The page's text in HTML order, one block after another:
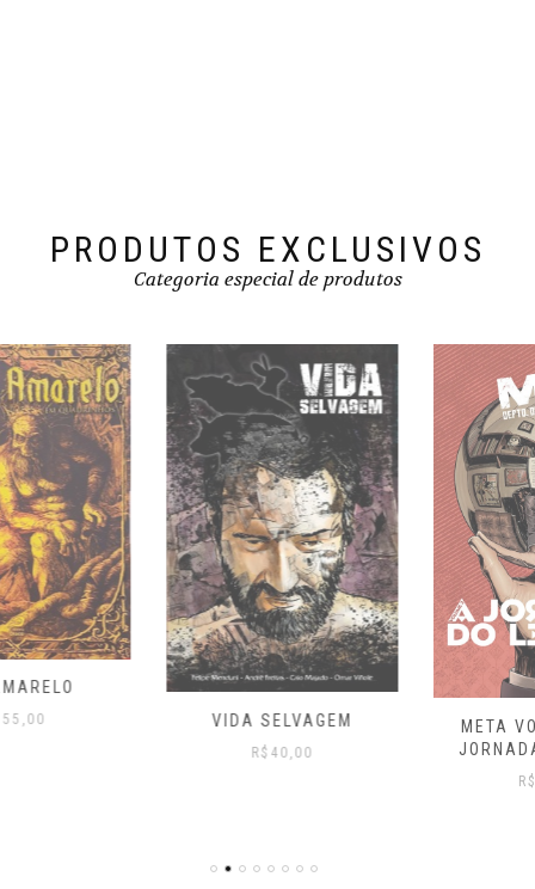
PRODUTOS EXCLUSIVOS
Categoria especial de produtos
META VOLUME 2 – A
JORNADA DO LEITOR